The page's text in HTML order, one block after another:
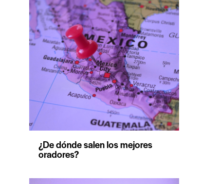
¿De dónde salen los mejores
oradores?